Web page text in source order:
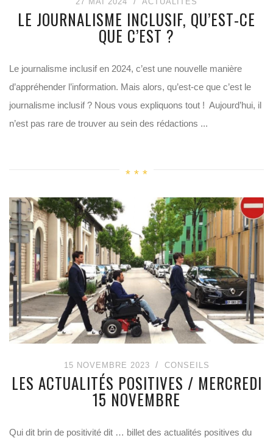
LE JOURNALISME INCLUSIF, QU’EST-CE
QUE C’EST ?
Le journalisme inclusif en 2024, c’est une nouvelle manière
d’appréhender l’information. Mais alors, qu’est-ce que c’est le
journalisme inclusif ? Nous vous expliquons tout ! Aujourd’hui, il
n’est pas rare de trouver au sein des rédactions ...
15 NOVEMBRE 2023 CONSEILS
LES ACTUALITÉS POSITIVES / MERCREDI
15 NOVEMBRE
Qui dit brin de positivité dit … billet des actualités positives du